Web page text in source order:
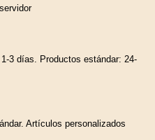
3 días. Productos estándar: 24-
Artículos personalizados